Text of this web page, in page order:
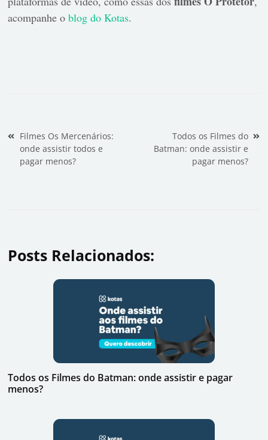
acompanhe oblog do Kotas.
Navegação de Post
Filmes Os Mercenários:
onde assistir todos e
pagar menos?
Todos os Filmes do
Batman: onde assistir e
pagar menos?
Posts Relacionados:
Todos os Filmes do Batman: onde assistir e pagar
menos?